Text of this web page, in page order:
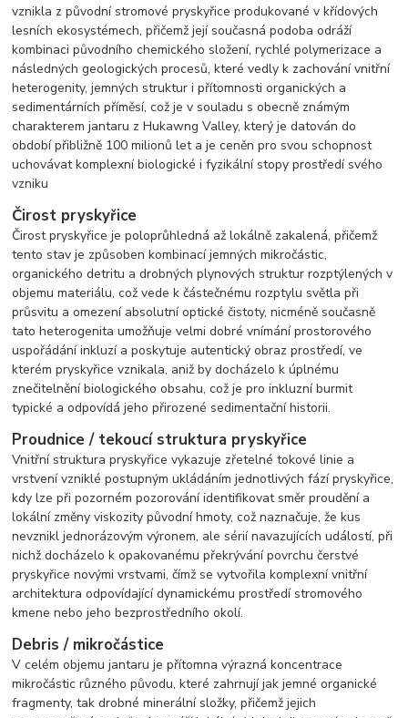
vznikla z původní stromové pryskyřice produkované v křídových
lesních ekosystémech, přičemž její současná podoba odráží
kombinaci původního chemického složení, rychlé polymerizace a
následných geologických procesů, které vedly k zachování vnitřní
heterogenity, jemných struktur i přítomnosti organických a
sedimentárních příměsí, což je v souladu s obecně známým
charakterem jantaru z Hukawng Valley, který je datován do
období přibližně 100 milionů let a je ceněn pro svou schopnost
uchovávat komplexní biologické i fyzikální stopy prostředí svého
vzniku
Čirost pryskyřice
Čirost pryskyřice je poloprůhledná až lokálně zakalená, přičemž
tento stav je způsoben kombinací jemných mikročástic,
organického detritu a drobných plynových struktur rozptýlených v
objemu materiálu, což vede k částečnému rozptylu světla při
průsvitu a omezení absolutní optické čistoty, nicméně současně
tato heterogenita umožňuje velmi dobré vnímání prostorového
uspořádání inkluzí a poskytuje autentický obraz prostředí, ve
kterém pryskyřice vznikala, aniž by docházelo k úplnému
znečitelnění biologického obsahu, což je pro inkluzní burmit
typické a odpovídá jeho přirozené sedimentační historii.
Proudnice / tekoucí struktura pryskyřice
Vnitřní struktura pryskyřice vykazuje zřetelné tokové linie a
vrstvení vzniklé postupným ukládáním jednotlivých fází pryskyřice,
kdy lze při pozorném pozorování identifikovat směr proudění a
lokální změny viskozity původní hmoty, což naznačuje, že kus
nevznikl jednorázovým výronem, ale sérií navazujících událostí, při
nichž docházelo k opakovanému překrývání povrchu čerstvé
pryskyřice novými vrstvami, čímž se vytvořila komplexní vnitřní
architektura odpovídající dynamickému prostředí stromového
kmene nebo jeho bezprostředního okolí.
Debris / mikročástice
V celém objemu jantaru je přítomna výrazná koncentrace
mikročástic různého původu, které zahrnují jak jemné organické
fragmenty, tak drobné minerální složky, přičemž jejich